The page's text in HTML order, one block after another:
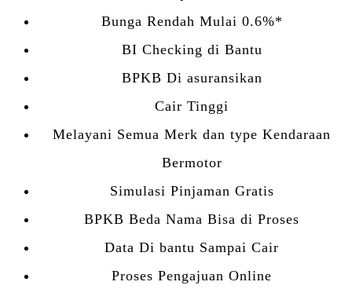
Bunga Rendah Mulai 0.6%*
BI Checking di Bantu
BPKB Di asuransikan
Cair Tinggi
Melayani Semua Merk dan type Kendaraan
Bermotor
Simulasi Pinjaman Gratis
BPKB Beda Nama Bisa di Proses
Data Di bantu Sampai Cair
Proses Pengajuan Online